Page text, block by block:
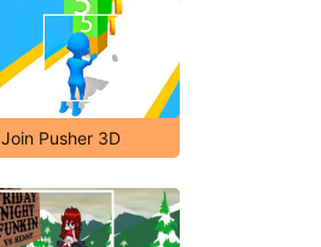
Join Pusher 3D